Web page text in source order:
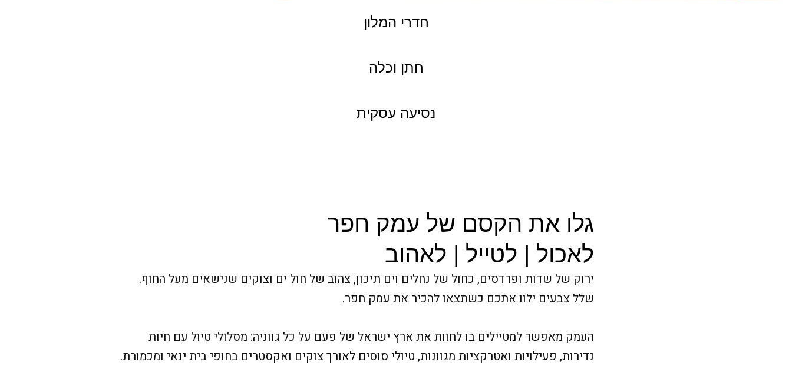
חדרי המלון
חתן וכלה
נסיעה עסקית
גלו את הקסם של עמק חפר
לאכול | לטייל | לאהוב
ירוק של שדות ופרדסים, כחול של נחלים וים תיכון, צהוב של חול ים וצוקים שנישאים מעל החוף.
שלל צבעים ילוו אתכם כשתצאו להכיר את עמק חפר.
העמק מאפשר למטיילים בו לחוות את ארץ ישראל של פעם על כל גווניה: מסלולי טיול עם חיות
נדירות, פעילויות ואטרקציות מגוונות, טיולי סוסים לאורך צוקים ואקסטרים בחופי בית ינאי ומכמורת.